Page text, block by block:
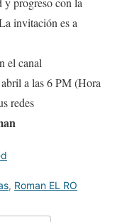
invitación es a
el canal
a las 6 PM (Hora
redes
, Roman EL RO